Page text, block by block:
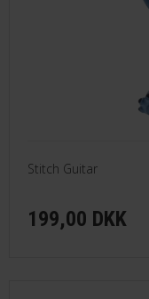
Stitch Guitar
199,00 DKK